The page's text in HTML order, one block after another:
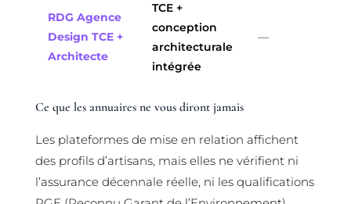
RDG Agence
Design TCE +
Architecte
TCE +
conception
architecturale
intégrée
—
Ce que les annuaires ne vous diront jamais
Les plateformes de mise en relation affichent
des profils d’artisans, mais elles ne vérifient ni
l’assurance décennale réelle, ni les qualifications